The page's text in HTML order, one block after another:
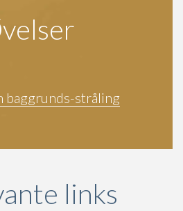
baggrunds-stråling
links